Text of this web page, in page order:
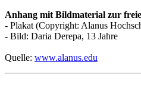
Anhang mit Bildmaterial zur
- Plakat (Copyright: Alanus
- Bild: Daria Derepa, 13 Jahre
Quelle: www.alanus.edu